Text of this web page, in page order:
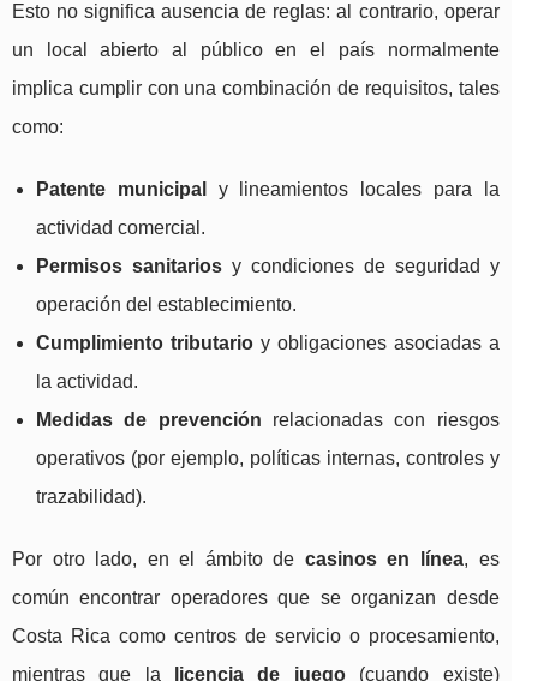
Esto no significa ausencia de reglas: al contrario, operar
un local abierto al público en el país normalmente
implica cumplir con una combinación de requisitos, tales
como:
Patente municipal
y lineamientos locales para la
actividad comercial.
Permisos sanitariosy condiciones de seguridad y
operación del establecimiento.
Cumplimiento tributarioy obligaciones asociadas a
la actividad.
Medidas de prevención relacionadas con riesgos
operativos (por ejemplo, políticas internas, controles y
trazabilidad).
Por otro lado, en el ámbito de casinos en línea, es
común encontrar operadores que se organizan desde
Costa Rica como centros de servicio o procesamiento,
mientras que la
licencia de juego(cuando existe)